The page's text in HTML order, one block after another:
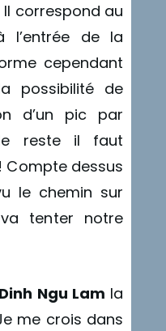
Il correspond au
l’entrée de la
cependant
possibilité de
d’un pic par
le reste il faut
Compte dessus
le chemin sur
tenter notre
Dinh Ngu Lam la
me crois dans